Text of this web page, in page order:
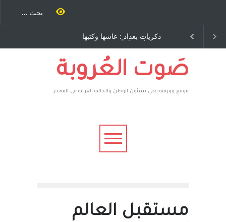
المستمر - قلم : راسم عبيدات
دكريات بغداد ٍ: عاشها وكتبها
:وليد رباح – نيوجرسي –
الولايات المتحدة الامريكية
كتب
يقهر
صَوت العُروبة
موقع وورقية تعنى بشئون الوطن والجاليه العربية في المهجر
مستقبل العالم